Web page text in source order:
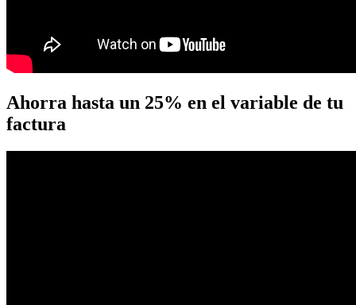
Ahorra hasta un 25% en el variable de tu
factura